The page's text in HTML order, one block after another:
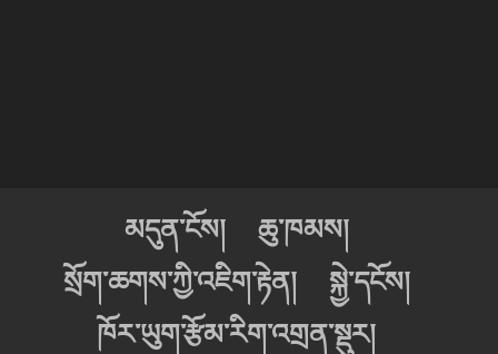
མདུན་ངོས།
ཆུ་ཁམས།
སྲོག་ཆགས་ཀྱི་འཇིག་རྟེན།
སྐྱེ་དངོས།
ཁོར་ཡུག་རྩོམ་རིག་འགྲན་སྡུར།